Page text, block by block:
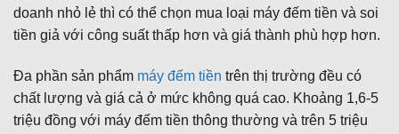
doanh nhỏ lẻ thì có thể chọn mua loại máy đếm tiền và soi
tiền giả với công suất thấp hơn và giá thành phù hợp hơn.
Đa phần sản phẩm máy đếm tiền trên thị trường đều có
chất lượng và giá cả ở mức không quá cao. Khoảng 1,6-5
triệu đồng với máy đếm tiền thông thường và trên 5 triệu